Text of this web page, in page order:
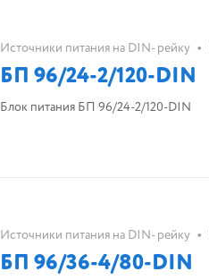
Источники питания на DIN- рейку •
БП 96/24-2/120-DIN
Блок питания БП 96/24-2/120-DIN
Источники питания на DIN- рейку •
БП 96/36-4/80-DIN